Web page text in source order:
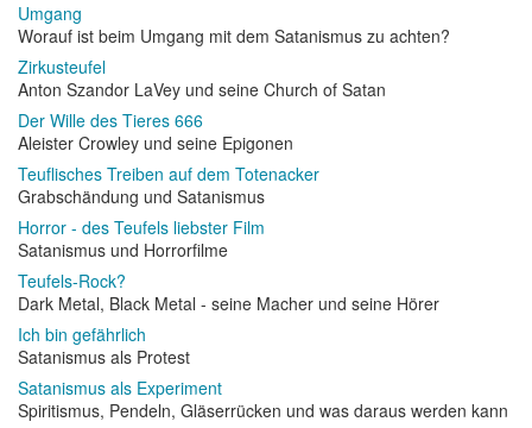
Umgang
Worauf ist beim Umgang mit dem Satanismus zu achten?
Zirkusteufel
Anton Szandor LaVey und seine Church of Satan
Der Wille des Tieres 666
Aleister Crowley und seine Epigonen
Teuflisches Treiben auf dem Totenacker
Grabschändung und Satanismus
Horror - des Teufels liebster Film
Satanismus und Horrorfilme
Teufels-Rock?
Dark Metal, Black Metal - seine Macher und seine Hörer
Ich bin gefährlich
Satanismus als Protest
Satanismus als Experiment
Spiritismus, Pendeln, Gläserrücken und was daraus werden kann